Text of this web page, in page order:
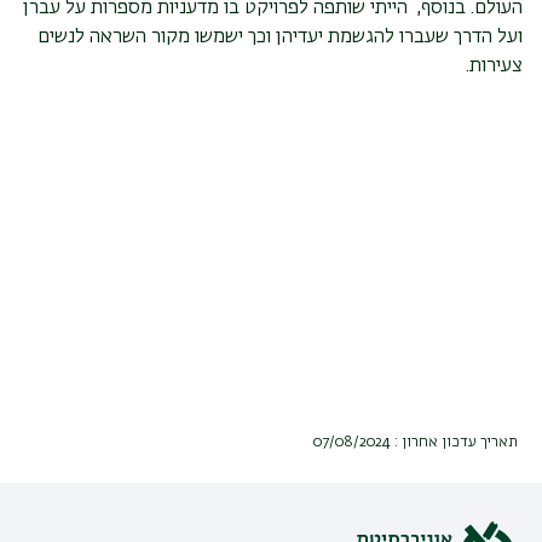
העולם. בנוסף, הייתי שותפה לפרויקט בו מדעניות מספרות על עברן
ועל הדרך שעברו להגשמת יעדיהן וכך ישמשו מקור השראה לנשים
צעירות.
תאריך עדכון אחרון : 07/08/2024